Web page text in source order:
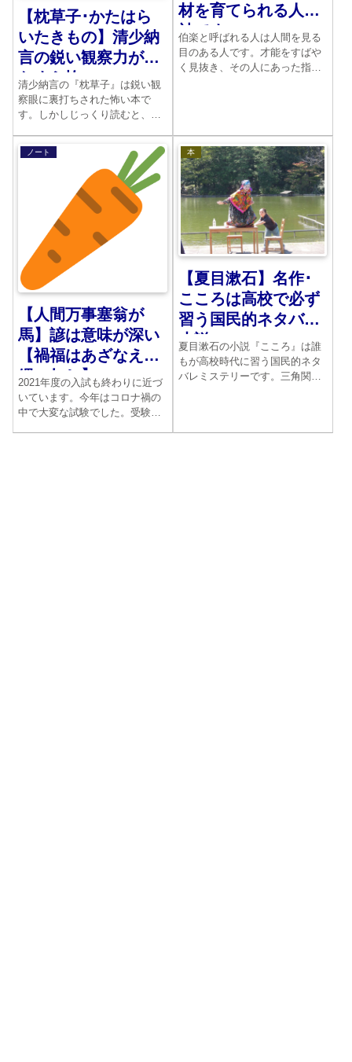
【枕草子･かたはら
いたきもの】清少納
言の鋭い観察力がひ
たすら怖い
清少納言の『枕草子』は鋭い観
察眼に裏打ちされた怖い本で
す。しかしじっくり読むと、実
はらいたきもの」の章段は彼女
が最も嫌ったものばかりが登場
します。それだけに清少納言と
いう女性の性格が全てあらわれ
ているのです。
材を育てられる人は
神です
伯楽と呼ばれる人は人間を見る
目のある人です。才能をすばや
く見抜き、その人にあった指導
です。
ノート
【人間万事塞翁が
馬】諺は意味が深い
【禍福はあざなえる
縄の如し】
2021年度の入試も終わりに近づ
いています。今年はコロナ禍の
中で大変な試験でした。受験生
本
【夏目漱石】名作･
こころは高校で必ず
習う国民的ネタバレ
小説
夏目漱石の小説『こころ』は誰
もが高校時代に習う国民的ネタ
バレミステリーです。三角関係
主題に迫っていきます。なぜ先